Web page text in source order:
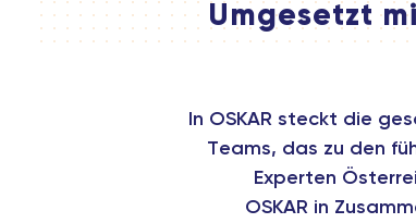
Umgesetzt
In OSKAR steckt die
Teams, das zu den
Experten
OSKAR in